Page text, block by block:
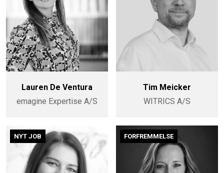
Lauren De Ventura
emagine Expertise A/S
Tim Meicker
WITRICS A/S
NYT JOB FORFREMMELSE